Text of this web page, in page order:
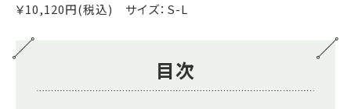
￥10,120円(税込) サイズ：S-L
目次